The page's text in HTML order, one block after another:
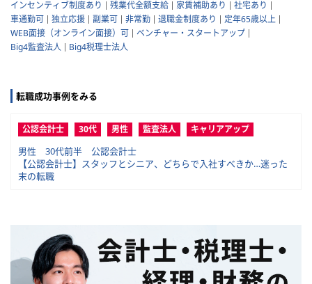
インセンティブ制度あり
残業代全額支給 家賃補助あり
社宅あり
車通勤可
独立応援 副業可 非常勤 退職金制度あり
定年65歳以上
WEB面接（オンライン面接）可
ベンチャー・スタートアップ
Big4監査法人
Big4税理士法人
転職成功事例をみる
公認会計士 30代 男性 監査法人 キャリアアップ
男性 30代前半 公認会計士
【公認会計士】スタッフとシニア、どちらで入社すべきか…迷った
末の転職